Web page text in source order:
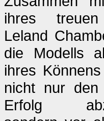
ihres
Leland
die Modells
ihres
nicht nur den
Erfolg